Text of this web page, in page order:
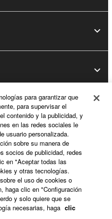
para garantizar que
para supervisar el
contenido y la publicidad, y
en las redes sociales le
usuario personalizada.
sobre su manera de
socios de publicidad, redes
en "Aceptar todas las
y otras tecnologías.
el uso de cookies o
haga clic en "Configuración
y solo quiere que se
necesarias, haga clic